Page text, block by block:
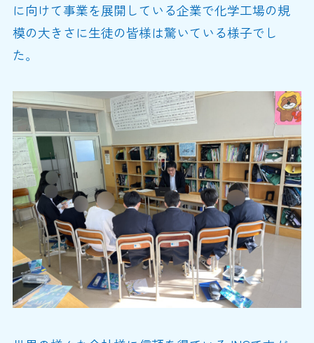
に向けて事業を展開している企業で化学工場の規
模の大きさに生徒の皆様は驚いている様子でし
た。